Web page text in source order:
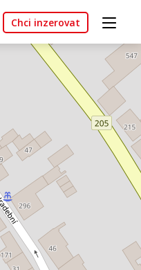
Chci inzerovat